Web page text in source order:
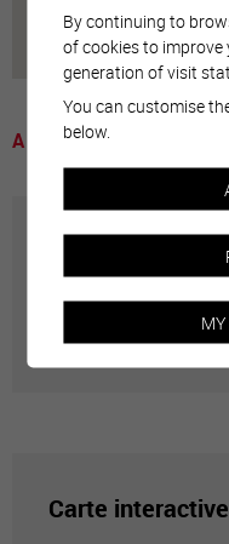
A voir
Annuaire
Adresses utiles en
Carte interactive
By continuing to
of cookies to improve
generation of visit
You can customise
below.
MY